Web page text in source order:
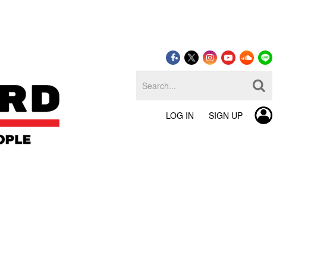
LOG IN SIGN UP